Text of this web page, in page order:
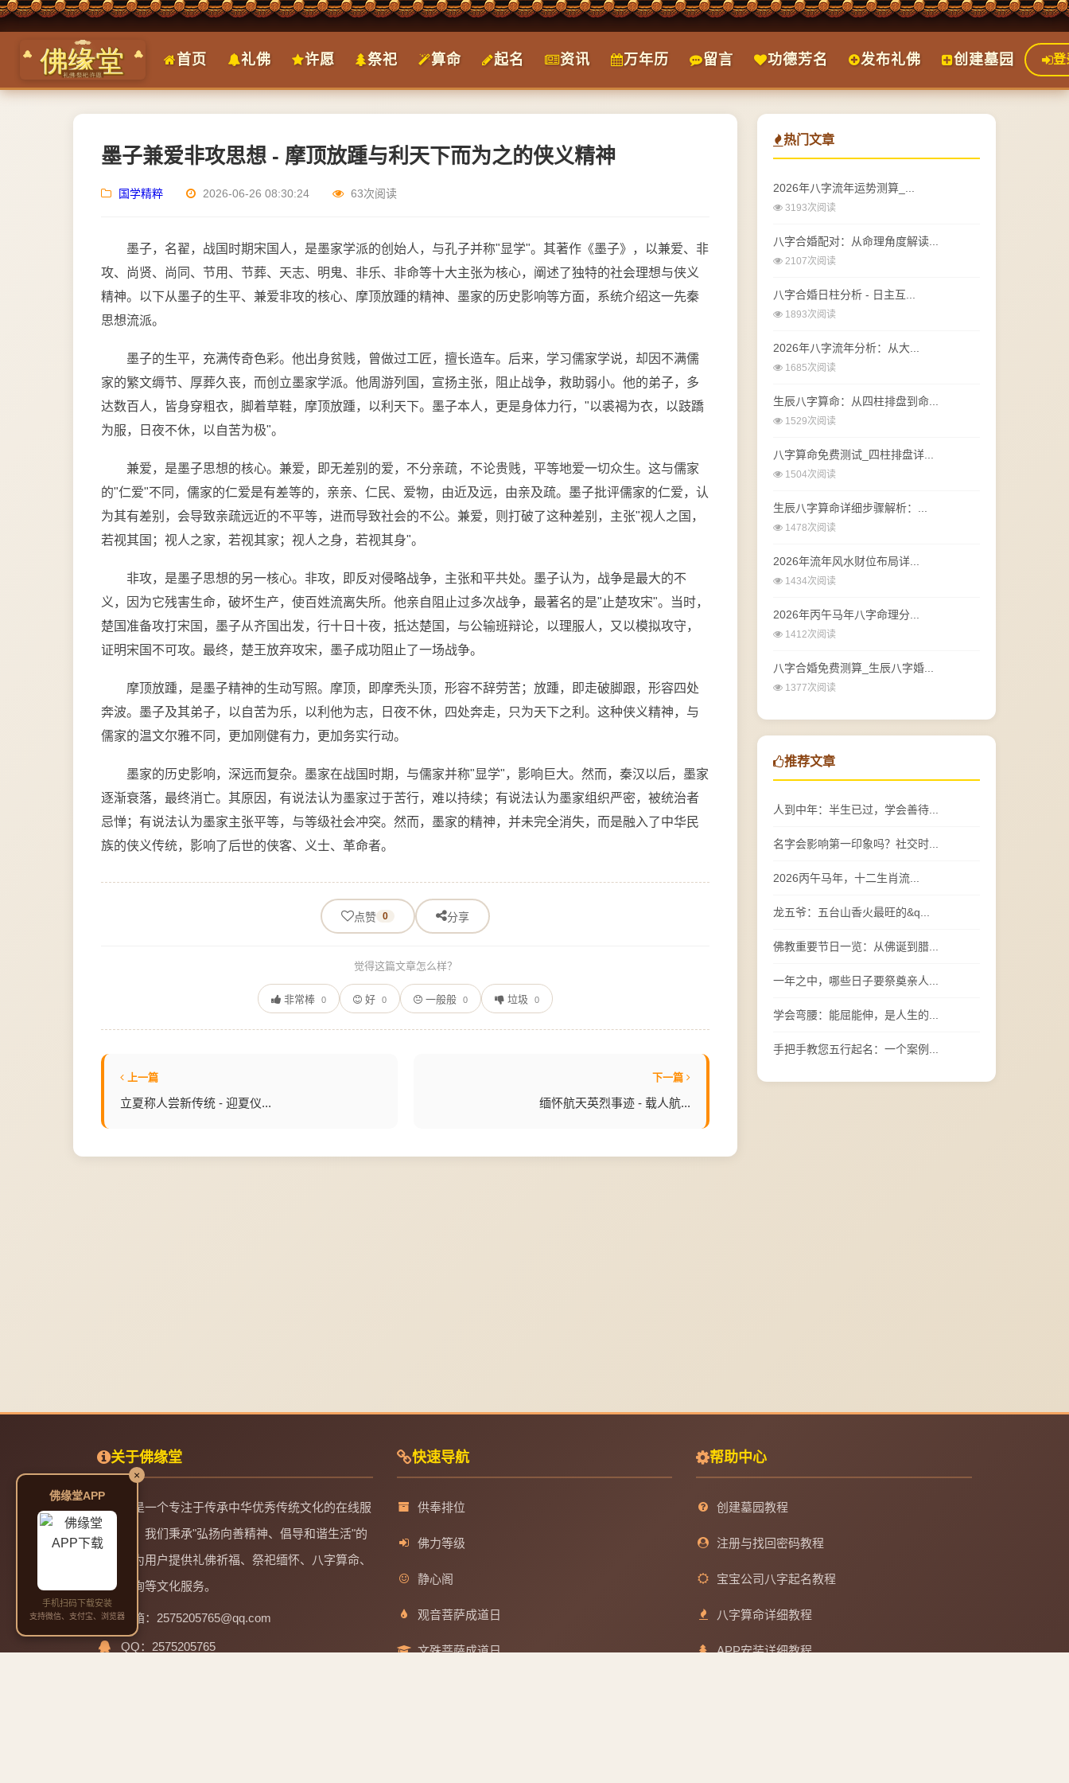
首页 礼佛 许愿 祭祀 算命 起名 资讯 万年历 留言 功德芳名 发布礼佛 创建墓园 登
墨子兼爱非攻思想 - 摩顶放踵与利天下而为之的侠义精神
国学精粹 2026-06-26 08:30:24 63次阅读
墨子，名翟，战国时期宋国人，是墨家学派的创始人，与孔子并称"显学"。其著作《墨子》，以兼爱、非
攻、尚贤、尚同、节用、节葬、天志、明鬼、非乐、非命等十大主张为核心，阐述了独特的社会理想与侠义
精神。以下从墨子的生平、兼爱非攻的核心、摩顶放踵的精神、墨家的历史影响等方面，系统介绍这一先秦
思想流派。
墨子的生平，充满传奇色彩。他出身贫贱，曾做过工匠，擅长造车。后来，学习儒家学说，却因不满儒
家的繁文缛节、厚葬久丧，而创立墨家学派。他周游列国，宣扬主张，阻止战争，救助弱小。他的弟子，多
达数百人，皆身穿粗衣，脚着草鞋，摩顶放踵，以利天下。墨子本人，更是身体力行，"以裘褐为衣，以跂蹻
为服，日夜不休，以自苦为极"。
兼爱，是墨子思想的核心。兼爱，即无差别的爱，不分亲疏，不论贵贱，平等地爱一切众生。这与儒家
的"仁爱"不同，儒家的仁爱是有差等的，亲亲、仁民、爱物，由近及远，由亲及疏。墨子批评儒家的仁爱，认
为其有差别，会导致亲疏远近的不平等，进而导致社会的不公。兼爱，则打破了这种差别，主张"视人之国，
若视其国；视人之家，若视其家；视人之身，若视其身"。
非攻，是墨子思想的另一核心。非攻，即反对侵略战争，主张和平共处。墨子认为，战争是最大的不
义，因为它残害生命，破坏生产，使百姓流离失所。他亲自阻止过多次战争，最著名的是"止楚攻宋"。当时，
楚国准备攻打宋国，墨子从齐国出发，行十日十夜，抵达楚国，与公输班辩论，以理服人，又以模拟攻守，
证明宋国不可攻。最终，楚王放弃攻宋，墨子成功阻止了一场战争。
摩顶放踵，是墨子精神的生动写照。摩顶，即摩秃头顶，形容不辞劳苦；放踵，即走破脚跟，形容四处
奔波。墨子及其弟子，以自苦为乐，以利他为志，日夜不休，四处奔走，只为天下之利。这种侠义精神，与
儒家的温文尔雅不同，更加刚健有力，更加务实行动。
墨家的历史影响，深远而复杂。墨家在战国时期，与儒家并称"显学"，影响巨大。然而，秦汉以后，墨家
逐渐衰落，最终消亡。其原因，有说法认为墨家过于苦行，难以持续；有说法认为墨家组织严密，被统治者
忌惮；有说法认为墨家主张平等，与等级社会冲突。然而，墨家的精神，并未完全消失，而是融入了中华民
族的侠义传统，影响了后世的侠客、义士、革命者。
点赞 0 分享
觉得这篇文章怎么样？
非常棒 0 好 0 一般般 0 垃圾 0
上一篇
立夏称人尝新传统 - 迎夏仪...
下一篇
缅怀航天英烈事迹 - 载人航...
热门文章
2026年八字流年运势测算_...
3193次阅读
八字合婚配对：从命理角度解读...
2107次阅读
八字合婚日柱分析 - 日主互...
1893次阅读
2026年八字流年分析：从大...
1685次阅读
生辰八字算命：从四柱排盘到命...
1529次阅读
八字算命免费测试_四柱排盘详...
1504次阅读
生辰八字算命详细步骤解析：...
1478次阅读
2026年流年风水财位布局详...
1434次阅读
2026年丙午马年八字命理分...
1412次阅读
八字合婚免费测算_生辰八字婚...
1377次阅读
推荐文章
人到中年：半生已过，学会善待...
名字会影响第一印象吗？社交时...
2026丙午马年，十二生肖流...
龙五爷：五台山香火最旺的&q...
佛教重要节日一览：从佛诞到腊...
一年之中，哪些日子要祭奠亲人...
学会弯腰：能屈能伸，是人生的...
手把手教您五行起名：一个案例...
关于佛缘堂
佛缘堂是一个专注于传承中华优秀传统文化的在线服
务平台。我们秉承"弘扬向善精神、倡导和谐生活"的
理念，为用户提供礼佛祈福、祭祀缅怀、八字算命、
起名咨询等文化服务。
邮箱：2575205765@qq.com
QQ：2575205765
快速导航
供奉排位
佛力等级
静心阁
观音菩萨成道日
文殊菩萨成道日
帮助中心
创建墓园教程
注册与找回密码教程
宝宝公司八字起名教程
八字算命详细教程
APP安装详细教程
佛缘堂APP
手机扫码下载安装
支持微信、支付宝、浏览器
×